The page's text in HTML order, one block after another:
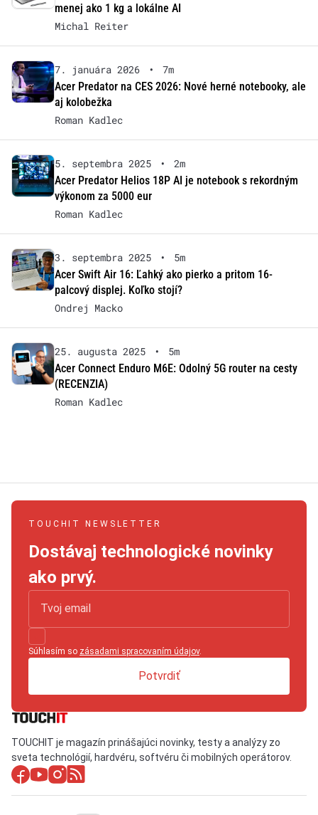
menej ako 1 kg a lokálne AI
Michal Reiter
7. januára 2026 •
7m
Acer Predator na CES 2026: Nové herné notebooky, ale
aj kolobežka
Roman Kadlec
5. septembra 2025 •
2m
Acer Predator Helios 18P AI je notebook s rekordným
výkonom za 5000 eur
Roman Kadlec
3. septembra 2025 •
5m
Acer Swift Air 16: Ľahký ako pierko a pritom 16-
palcový displej. Koľko stojí?
Ondrej Macko
25. augusta 2025 •
5m
Acer Connect Enduro M6E: Odolný 5G router na cesty
(RECENZIA)
Roman Kadlec
TOUCHIT NEWSLETTER
Dostávaj technologické novinky
ako prvý.
Súhlasím so zásadami spracovaním údajov.
Potvrdiť
TOUCHIT je magazín prinášajúci novinky, testy a analýzy zo
sveta technológií, hardvéru, softvéru či mobilných operátorov.